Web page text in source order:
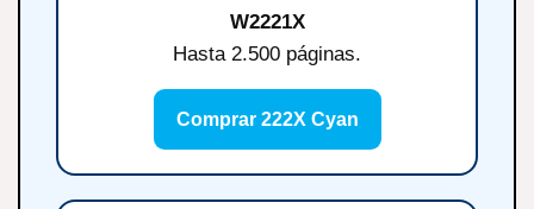
W2221X
Hasta 2.500 páginas.
Comprar 222X Cyan